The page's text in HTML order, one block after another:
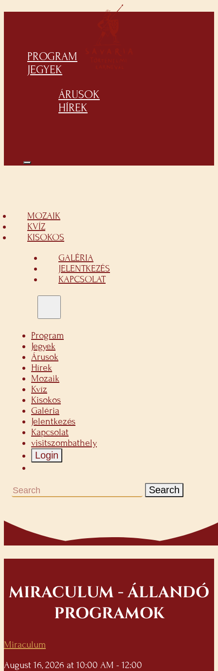
PROGRAM
JEGYEK
ÁRUSOK
HÍREK
MOZAIK
KVÍZ
KISOKOS
GALÉRIA
JELENTKEZÉS
KAPCSOLAT
Program
Jegyek
Árusok
Hírek
Mozaik
Kvíz
Kisokos
Galéria
Jelentkezés
Kapcsolat
visitszombathely
Login
Search
MIRACULUM - ÁLLANDÓ
PROGRAMOK
Miraculum
August 16, 2026 at 10:00 AM - 12:00